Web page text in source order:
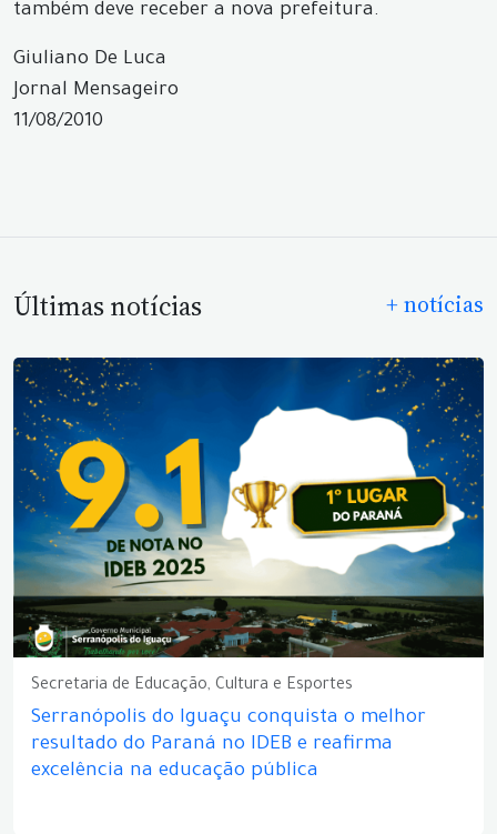
também deve receber a nova prefeitura.
Giuliano De Luca
Jornal Mensageiro
11/08/2010
Últimas notícias + notícias
Secretaria de Educação, Cultura e Esportes
Serranópolis do Iguaçu conquista o melhor
resultado do Paraná no IDEB e reafirma
excelência na educação pública